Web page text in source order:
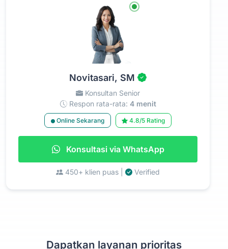
Novitasari, SM
Konsultan Senior
Respon rata-rata: 4 menit
Online Sekarang 4.8/5 Rating
Konsultasi via WhatsApp
450+ klien puas | Verified
Dapatkan layanan prioritas